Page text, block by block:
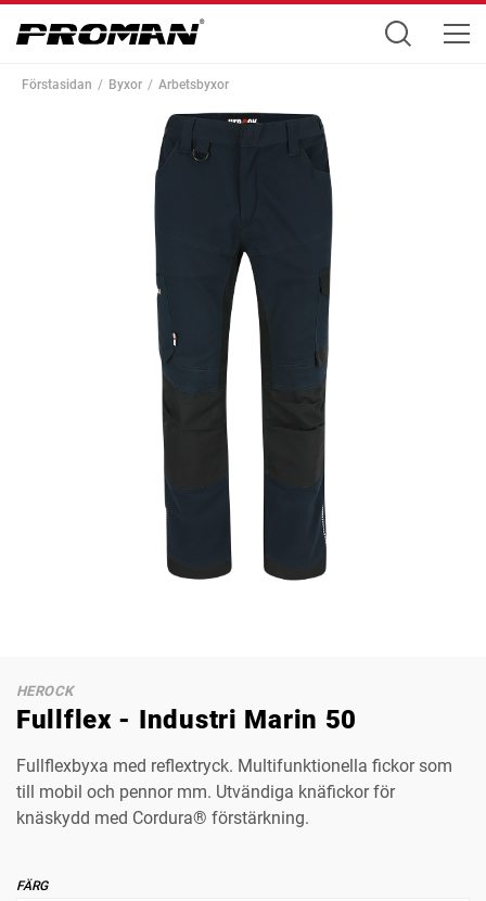
Förstasidan Byxor Arbetsbyxor
HEROCK
Fullflex - Industri Marin 50
Fullflexbyxa med reflextryck. Multifunktionella fickor som
till mobil och pennor mm. Utvändiga knäfickor för
knäskydd med Cordura® förstärkning.
FÄRG